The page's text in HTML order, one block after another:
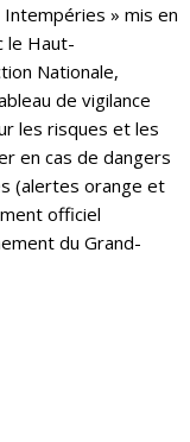
Intempéries » mis en
le Haut-
Nationale,
de vigilance
les risques et les
en cas de dangers
(alertes orange et
officiel
du Grand-